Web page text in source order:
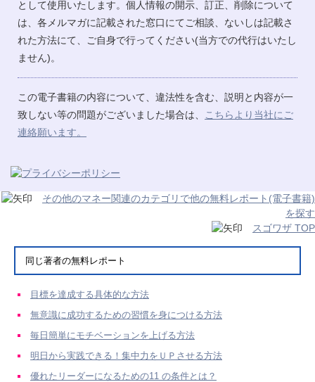
として使用いたします。個人情報の開示、訂正、削除について
は、各メルマガに記載された窓口にてご相談、ないしは記載さ
れた方法にて、ご自身で行ってください(当方での代行はいたし
ません)。
この電子書籍の内容について、違法性を含む、説明と内容が一
致しない等の問題がございました場合は、
こちらより当社にご
連絡願います。
その他のマネー関連のカテゴリで他の無料レポート(電子書籍)
を探す
スゴワザ TOP
同じ著者の無料レポート
目標を達成する具体的な方法
無意識に成功するための習慣を身につける方法
毎日簡単にモチベーションを上げる方法
明日から実践できる！集中力をＵＰさせる方法
優れたリーダーになるための11 の条件とは？